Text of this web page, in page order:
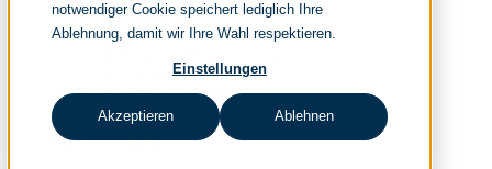
notwendiger Cookie speichert lediglich Ihre
Ablehnung, damit wir Ihre Wahl respektieren.
Einstellungen
Akzeptieren Ablehnen
KI-Strategie
Cloud Strategie
IT-Benchmarking
Target Operating Model
IT Sourcing